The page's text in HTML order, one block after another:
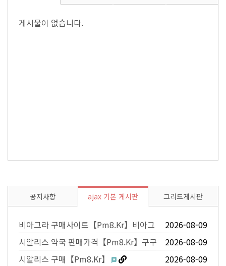
게시물이 없습니다.
공지사항 ajax 기본 게시판 그리드게시판
비아그라 구매사이트【Pm8.Kr】비아그
라 구입사이트
2026-08-09
시알리스 약국 판매가격【Pm8.Kr】구구
정 가격
2026-08-09
시알리스 구매【Pm8.Kr】
2026-08-09